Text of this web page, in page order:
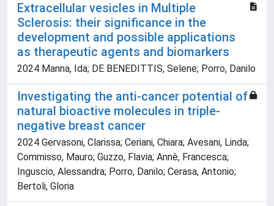
Extracellular vesicles in Multiple
Sclerosis: their significance in the
development and possible applications
as therapeutic agents and biomarkers
2024 Manna, Ida; DE BENEDITTIS, Selene; Porro, Danilo
Investigating the anti-cancer potential of
natural bioactive molecules in triple-
negative breast cancer
2024 Gervasoni, Clarissa; Ceriani, Chiara; Avesani, Linda;
Commisso, Mauro; Guzzo, Flavia; Annè, Francesca;
Inguscio, Alessandra; Porro, Danilo; Cerasa, Antonio;
Bertoli, Gloria